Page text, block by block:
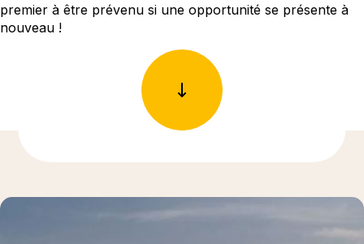
premier à être prévenu si une opportunité se présente à
nouveau !